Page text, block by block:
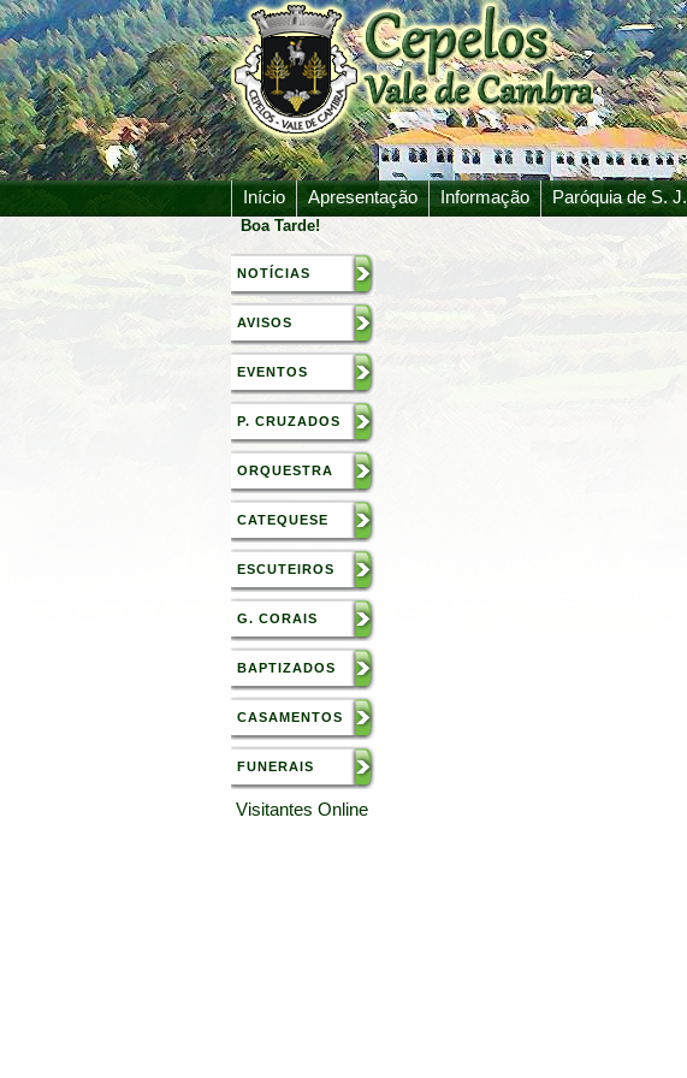
Início Apresentação Informação Paróquia de S.
Boa Tarde!
NOTÍCIAS
AVISOS
EVENTOS
P. CRUZADOS
ORQUESTRA
CATEQUESE
ESCUTEIROS
G. CORAIS
BAPTIZADOS
CASAMENTOS
FUNERAIS
Visitantes Online